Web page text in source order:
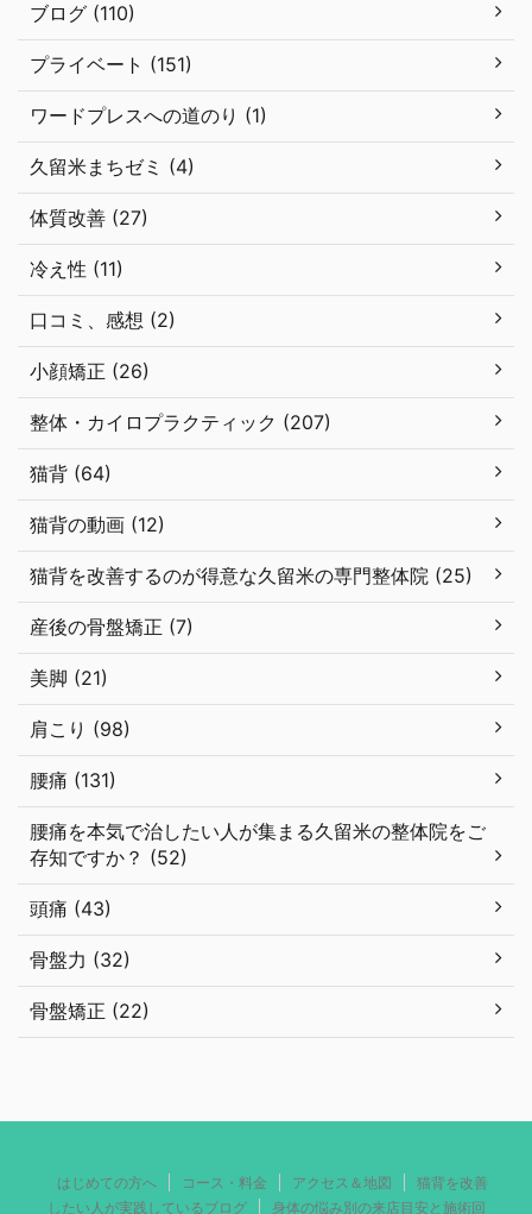
ブログ (110)
プライベート (151)
ワードプレスへの道のり (1)
久留米まちゼミ (4)
体質改善 (27)
冷え性 (11)
口コミ、感想 (2)
小顔矯正 (26)
整体・カイロプラクティック (207)
猫背 (64)
猫背の動画 (12)
猫背を改善するのが得意な久留米の専門整体院 (25)
産後の骨盤矯正 (7)
美脚 (21)
肩こり (98)
腰痛 (131)
腰痛を本気で治したい人が集まる久留米の整体院をご
存知ですか？ (52)
頭痛 (43)
骨盤力 (32)
骨盤矯正 (22)
はじめての方へ コース・料金 アクセス＆地図
猫背を改善
したい人が実践しているブログ
身体の悩み別の来店目安と施術回